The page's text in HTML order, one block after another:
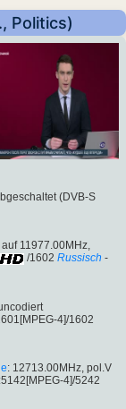
Politics)
(DVB-S
auf 11977.00MHz,
/1602 Russisch -
4]/1602
: 12713.00MHz, pol.V
4]/5242